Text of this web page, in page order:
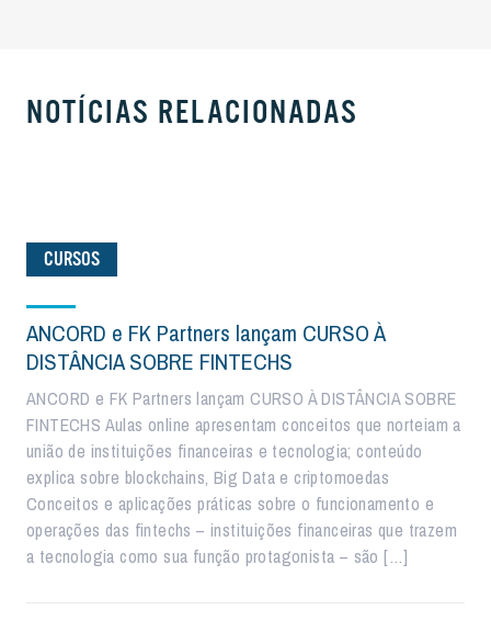
NOTÍCIAS RELACIONADAS
CURSOS
ANCORD e FK Partners lançam CURSO À
DISTÂNCIA SOBRE FINTECHS
ANCORD e FK Partners lançam CURSO À DISTÂNCIA SOBRE
FINTECHS Aulas online apresentam conceitos que norteiam a
união de instituições financeiras e tecnologia; conteúdo
explica sobre blockchains, Big Data e criptomoedas
Conceitos e aplicações práticas sobre o funcionamento e
operações das fintechs – instituições financeiras que trazem
a tecnologia como sua função protagonista – são […]